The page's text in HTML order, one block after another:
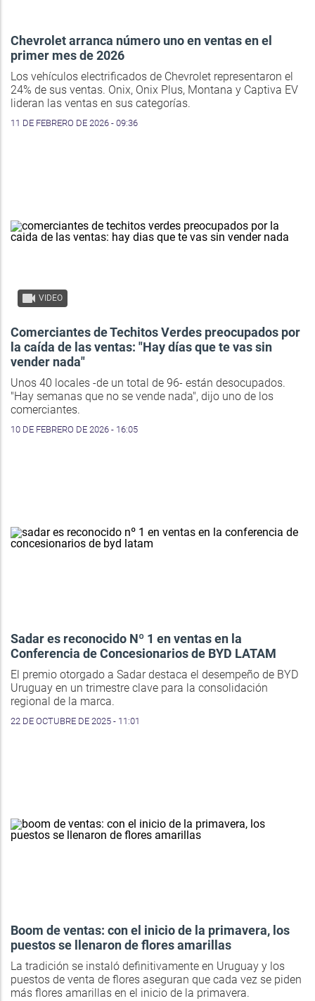
Chevrolet arranca número uno en ventas en el
primer mes de 2026
Los vehículos electrificados de Chevrolet representaron el
24% de sus ventas. Onix, Onix Plus, Montana y Captiva EV
lideran las ventas en sus categorías.
11 DE FEBRERO DE 2026 - 09:36
VIDEO
Comerciantes de Techitos Verdes preocupados por
la caída de las ventas: "Hay días que te vas sin
vender nada"
Unos 40 locales -de un total de 96- están desocupados.
"Hay semanas que no se vende nada", dijo uno de los
comerciantes.
10 DE FEBRERO DE 2026 - 16:05
Sadar es reconocido Nº 1 en ventas en la
Conferencia de Concesionarios de BYD LATAM
El premio otorgado a Sadar destaca el desempeño de BYD
Uruguay en un trimestre clave para la consolidación
regional de la marca.
22 DE OCTUBRE DE 2025 - 11:01
Boom de ventas: con el inicio de la primavera, los
puestos se llenaron de flores amarillas
La tradición se instaló definitivamente en Uruguay y los
puestos de venta de flores aseguran que cada vez se piden
más flores amarillas en el inicio de la primavera.